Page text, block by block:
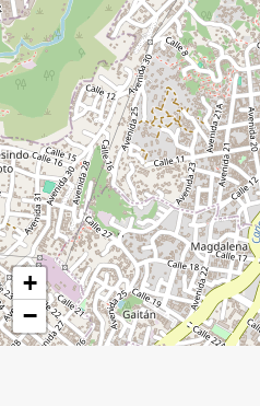
+
−